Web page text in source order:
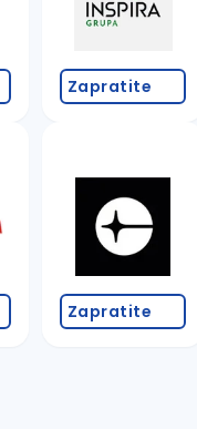
Zapratite
Zapratite